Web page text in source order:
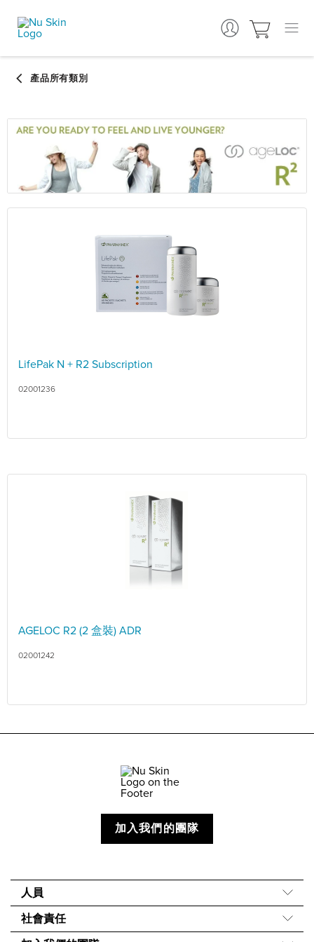
LifePak N + R2 Subscription
02001236
AGELOC R2 (2 盒裝) ADR
02001242
加入我們的團隊
人員
關於我們
我們的故事
社會責任
Force for Good